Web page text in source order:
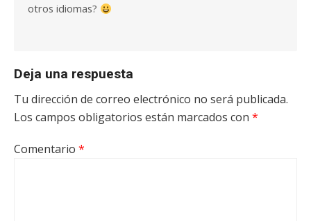
otros idiomas?
Deja una respuesta
Tu dirección de correo electrónico no será publicada.
Los campos obligatorios están marcados con *
Comentario *